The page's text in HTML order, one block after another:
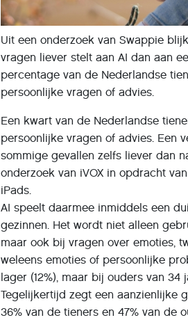
Uit een onderzoek van Swappie
vragen liever stelt aan AI dan aan
percentage van de Nederlandse
persoonlijke vragen of advies.
Een kwart van de Nederlandse
persoonlijke vragen of advies. Een
sommige gevallen zelfs liever dan
onderzoek van iVOX in opdracht
iPads.
AI speelt daarmee inmiddels een
gezinnen. Het wordt niet alleen
maar ook bij vragen over emoties,
weleens emoties of persoonlijke
lager (12%), maar bij ouders van
Tegelijkertijd zegt een aanzienlijke
36% van de tieners en 47% van de